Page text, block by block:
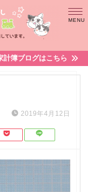
計簿ブログはこちら
2019年4月12日